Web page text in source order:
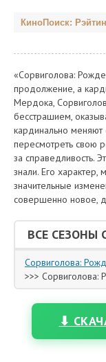
КиноПоиск:
«Сорвиголова:
продолжение, а
Мердока,
бесстрашием,
кардинально
пересмотреть свою
за справедливость.
знали. Его
значительные
совершенно новое,
ВСЕ СЕЗОНЫ
Сорвиголова:
>>> Сорвиголова:
⬇